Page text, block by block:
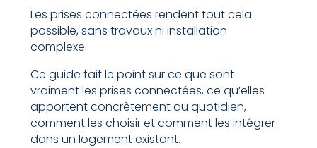
Les prises connectées rendent tout cela
possible, sans travaux ni installation
complexe.
Ce guide fait le point sur ce que sont
vraiment les prises connectées, ce qu’elles
apportent concrètement au quotidien,
comment les choisir et comment les intégrer
dans un logement existant.